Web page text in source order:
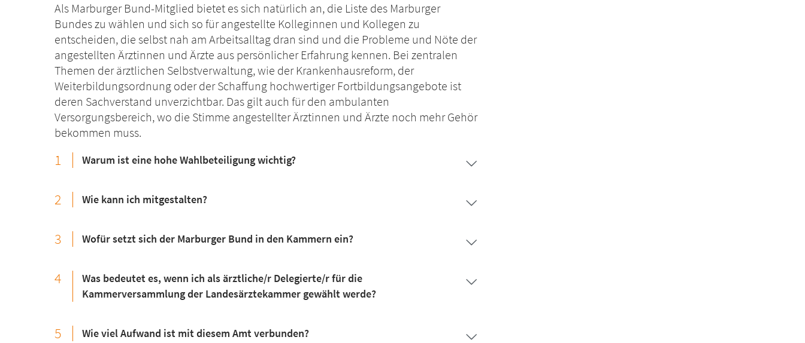
Als Marburger Bund-Mitglied bietet es sich natürlich an, die Liste des Marburger
Bundes zu wählen und sich so für angestellte Kolleginnen und Kollegen zu
entscheiden, die selbst nah am Arbeitsalltag dran sind und die Probleme und Nöte der
angestellten Ärztinnen und Ärzte aus persönlicher Erfahrung kennen. Bei zentralen
Themen der ärztlichen Selbstverwaltung, wie der Krankenhausreform, der
Weiterbildungsordnung oder der Schaffung hochwertiger Fortbildungsangebote ist
deren Sachverstand unverzichtbar. Das gilt auch für den ambulanten
Versorgungsbereich, wo die Stimme angestellter Ärztinnen und Ärzte noch mehr Gehör
bekommen muss.
1 Warum ist eine hohe Wahlbeteiligung wichtig?
2 Wie kann ich mitgestalten?
3 Wofür setzt sich der Marburger Bund in den Kammern ein?
4
Was bedeutet es, wenn ich als ärztliche/r Delegierte/r für die
Kammerversammlung der Landesärztekammer gewählt werde?
5 Wie viel Aufwand ist mit diesem Amt verbunden?